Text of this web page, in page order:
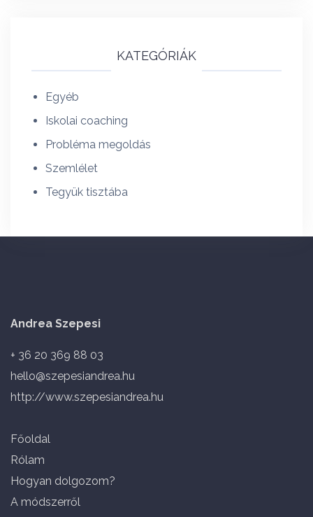
KATEGÓRIÁK
Egyéb
Iskolai coaching
Probléma megoldás
Szemlélet
Tegyük tisztába
Andrea Szepesi
+ 36 20 369 88 03
hello@szepesiandrea.hu
http://www.szepesiandrea.hu
Főoldal
Rólam
Hogyan dolgozom?
A módszerről